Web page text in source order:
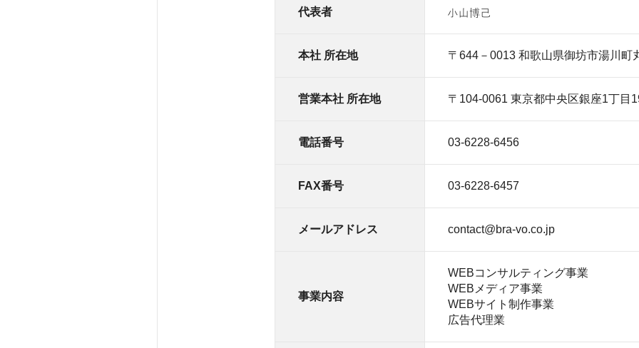
代表者
本社 所在地 〒644－0013 和歌山県御坊市湯川町
営業本社 所在地 〒104-0061 東京都中央区銀座1丁
電話番号 03-6228-6456
FAX番号 03-6228-6457
メールアドレス contact@bra-vo.co.jp
事業内容
WEBコンサルティング事業
WEBメディア事業
WEBサイト制作事業
広告代理業